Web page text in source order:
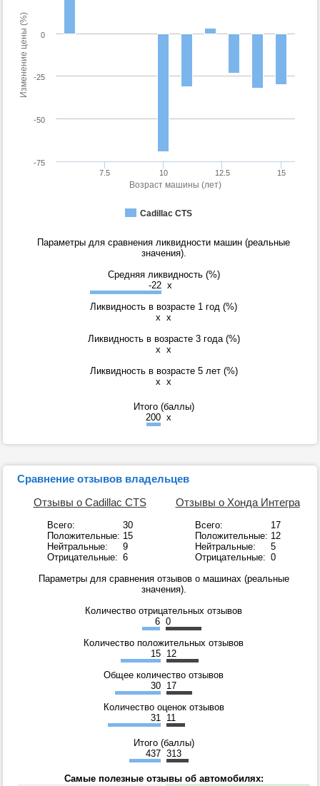
Возраст машины (лет)
Изменение цены (%)
Cadillac CTS
7.5 10 12.5 15
0
-75
-50
-25
Параметры для сравнения ликвидности машин (реальные
значения).
Средняя ликвидность (%)
-22 x
Ликвидность в возрасте 1 год (%)
x x
Ликвидность в возрасте 3 года (%)
x x
Ликвидность в возрасте 5 лет (%)
x x
Итого (баллы)
200 x
Сравнение отзывов владельцев
Отзывы о Cadillac CTS
Всего:
30
Положительные: 15
Нейтральные:
9
Отрицательные: 6
Отзывы о Хонда Интегра
Всего:
17
Положительные: 12
Нейтральные:
5
Отрицательные: 0
Параметры для сравнения отзывов о машинах (реальные
значения).
Количество отрицательных отзывов
6 0
Количество положительных отзывов
15 12
Общее количество отзывов
30 17
Количество оценок отзывов
31
11
Итого (баллы)
437 313
Самые полезные отзывы об автомобилях: